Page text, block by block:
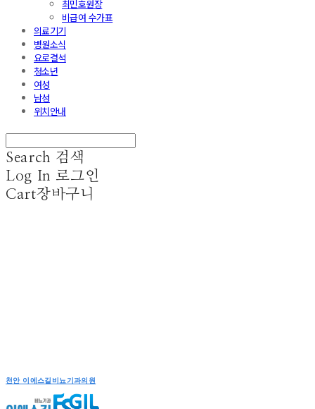
최민호원장
비급여 수가표
의료기기
병원소식
요로결석
청소년
여성
남성
위치안내
Search 검색
Log In 로그인
Cart장바구니
천안 이에스길비뇨기과의원